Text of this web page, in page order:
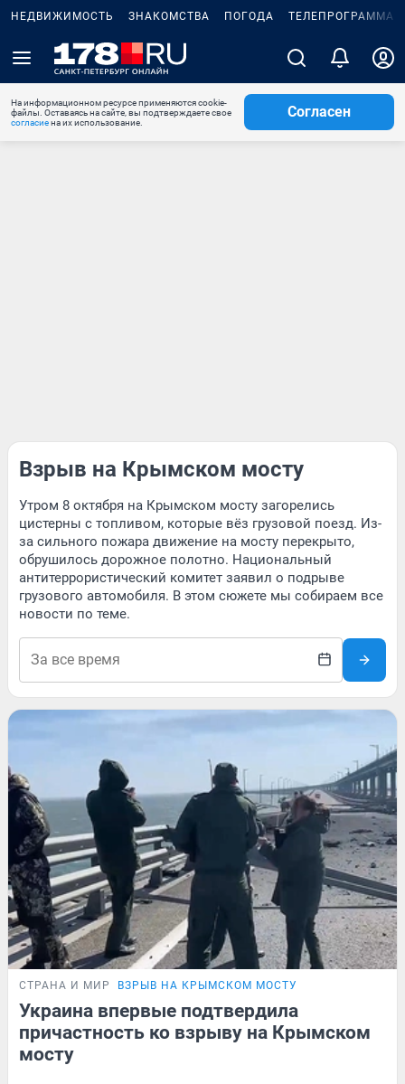
НЕДВИЖИМОСТЬ ЗНАКОМСТВА ПОГОДА ТЕЛЕПРОГРАММА
На информационном ресурсе применяются cookie-
файлы. Оставаясь на сайте, вы подтверждаете свое
согласиена их использование.
Согласен
Взрыв на Крымском мосту
Утром 8 октября на Крымском мосту загорелись
цистерны с топливом, которые вёз грузовой поезд. Из-
за сильного пожара движение на мосту перекрыто,
обрушилось дорожное полотно. Национальный
антитеррористический комитет заявил о подрыве
грузового автомобиля. В этом сюжете мы собираем все
новости по теме.
СТРАНА И МИР ВЗРЫВ НА КРЫМСКОМ МОСТУ
Украина впервые подтвердила
причастность ко взрыву на Крымском
мосту